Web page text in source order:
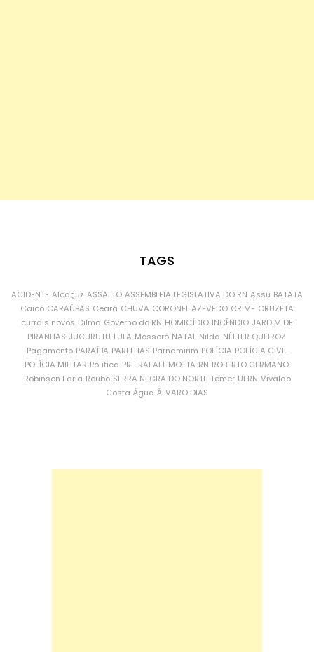
TAGS
ACIDENTE Alcaçuz ASSALTO ASSEMBLEIA LEGISLATIVA DO RN Assu BATATA
Caicó CARAÚBAS Ceará CHUVA CORONEL AZEVEDO CRIME CRUZETA
currais novos Dilma Governo do RN HOMICÍDIO INCÊNDIO JARDIM DE
PIRANHAS JUCURUTU LULA Mossoró NATAL Nilda NÉLTER QUEIROZ
Pagamento PARAÍBA PARELHAS Parnamirim POLÍCIA POLÍCIA CIVIL
POLÍCIA MILITAR Política PRF RAFAEL MOTTA RN ROBERTO GERMANO
Robinson Faria Roubo SERRA NEGRA DO NORTE Temer UFRN Vivaldo
Costa Água ÁLVARO DIAS